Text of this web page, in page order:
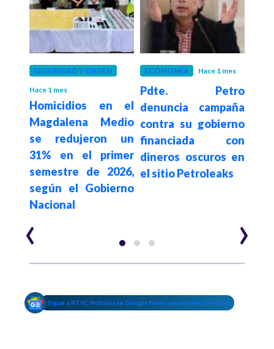
SEGURIDAD Y ORDEN
Hace 1 mes
Homicidios en el
Magdalena Medio
se redujeron un
31% en el primer
semestre de 2026,
según el Gobierno
Nacional
ECONOMÍA Hace 1 mes
Pdte. Petro
denuncia campaña
contra su gobierno
financiada con
dineros oscuros en
el sitio Petroleaks
‹ ›
Sigue a RTVC Noticias en Google News y mantente conectado